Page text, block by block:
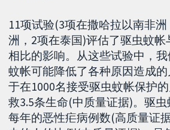
11项试验(3项在撒哈拉以南非
洲，2项在泰国)评估了驱虫蚊
相比的影响。从这些试验中，
蚊帐可能降低了各种原因造成
于在1000名接受驱虫蚊帐保护
救3.5条生命(中质量证据)。驱
每年的恶性疟病例数(高质量证